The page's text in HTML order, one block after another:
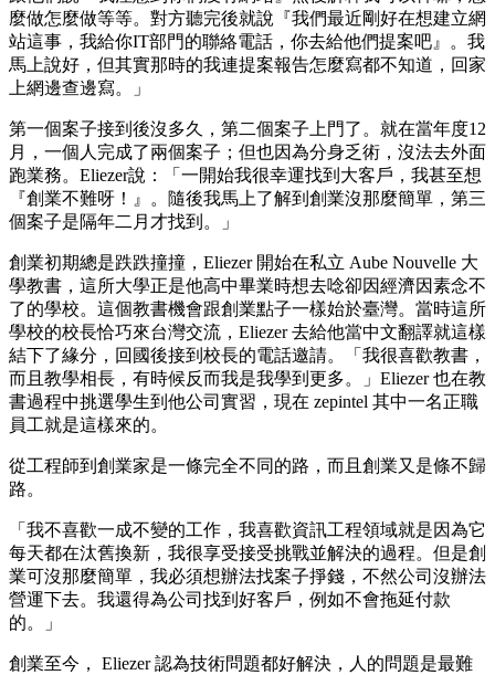
麼做怎麼做等等。對方聽完後就說『我們最近剛好在想建立網
站這事，我給你IT部門的聯絡電話，你去給他們提案吧』。我
馬上說好，但其實那時的我連提案報告怎麼寫都不知道，回家
上網邊查邊寫。」
第一個案子接到後沒多久，第二個案子上門了。就在當年度12
月，一個人完成了兩個案子；但也因為分身乏術，沒法去外面
跑業務。Eliezer說：「一開始我很幸運找到大客戶，我甚至想
『創業不難呀！』。隨後我馬上了解到創業沒那麼簡單，第三
個案子是隔年二月才找到。」
創業初期總是跌跌撞撞，Eliezer 開始在私立 Aube Nouvelle 大
學教書，這所大學正是他高中畢業時想去唸卻因經濟因素念不
了的學校。這個教書機會跟創業點子一樣始於臺灣。當時這所
學校的校長恰巧來台灣交流，Eliezer 去給他當中文翻譯就這樣
結下了緣分，回國後接到校長的電話邀請。「我很喜歡教書，
而且教學相長，有時候反而我是我學到更多。」Eliezer 也在教
書過程中挑選學生到他公司實習，現在 zepintel 其中一名正職
員工就是這樣來的。
從工程師到創業家是一條完全不同的路，而且創業又是條不歸
路。
「我不喜歡一成不變的工作，我喜歡資訊工程領域就是因為它
每天都在汰舊換新，我很享受接受挑戰並解決的過程。但是創
業可沒那麼簡單，我必須想辦法找案子掙錢，不然公司沒辦法
營運下去。我還得為公司找到好客戶，例如不會拖延付款
的。」
創業至今， Eliezer 認為技術問題都好解決，人的問題是最難